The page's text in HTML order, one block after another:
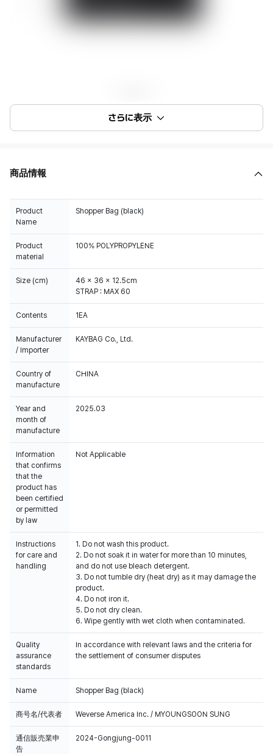
さらに表示
商品情報
Product
Name
Shopper Bag (black)
Product
material
100% POLYPROPYLENE
Size (cm)
46 x 36 x 12.5cm
STRAP : MAX 60
Contents 1EA
Manufacturer
/ Importer
KAYBAG Co., Ltd.
Country of
manufacture
CHINA
Year and
month of
manufacture
2025.03
Information
that confirms
that the
product has
been certified
or permitted
by law
Not Applicable
Instructions
for care and
handling
1. Do not wash this product.
2. Do not soak it in water for more than 10 minutes,
and do not use bleach detergent.
3. Do not tumble dry (heat dry) as it may damage the
product.
4. Do not iron it.
5. Do not dry clean.
6. Wipe gently with wet cloth when contaminated.
Quality
assurance
standards
In accordance with relevant laws and the criteria for
the settlement of consumer disputes
Name Shopper Bag (black)
商号名/代表者 Weverse America Inc. / MYOUNGSOON SUNG
通信販売業申
告
2024-Gongjung-0011